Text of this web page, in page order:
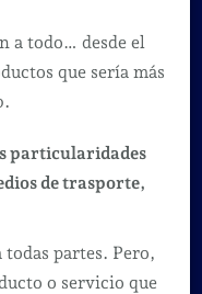
a todo… desde el
que sería más
particularidades
de trasporte,
partes. Pero,
o servicio que